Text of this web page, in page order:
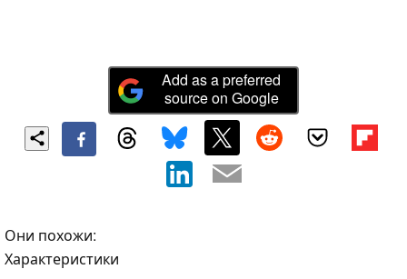
Add as a preferred
source on Google
Они похожи:
Характеристики